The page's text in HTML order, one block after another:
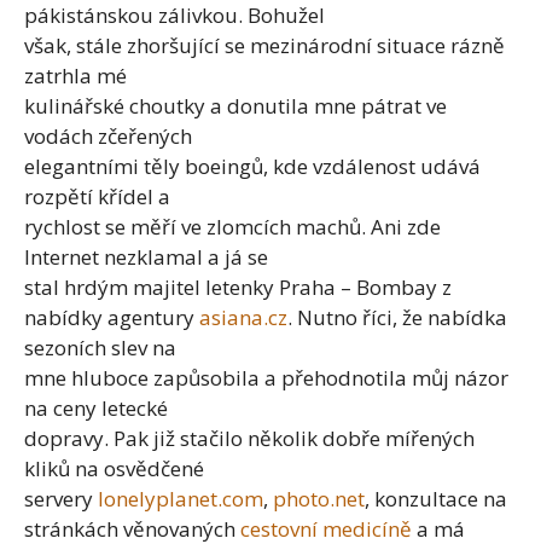
pákistánskou zálivkou. Bohužel
však, stále zhoršující se mezinárodní situace rázně
zatrhla mé
kulinářské choutky a donutila mne pátrat ve
vodách zčeřených
elegantními těly boeingů, kde vzdálenost udává
rozpětí křídel a
rychlost se měří ve zlomcích machů. Ani zde
Internet nezklamal a já se
stal hrdým majitel letenky Praha – Bombay z
nabídky agenturyasiana.cz. Nutno říci, že nabídka
sezoních slev na
mne hluboce zapůsobila a přehodnotila můj názor
na ceny letecké
dopravy. Pak již stačilo několik dobře mířených
kliků na osvědčené
servery lonelyplanet.com, photo.net, konzultace na
stránkách věnovanýchcestovní medicíně a má